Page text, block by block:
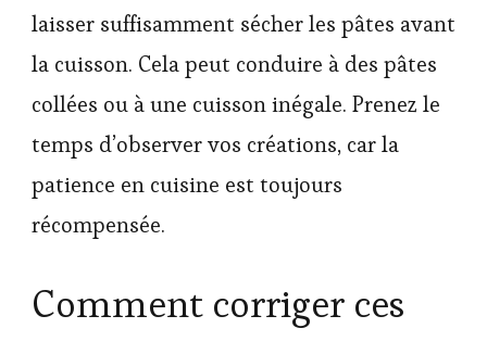
laisser suffisamment sécher les pâtes avant
la cuisson. Cela peut conduire à des pâtes
collées ou à une cuisson inégale. Prenez le
temps d’observer vos créations, car la
patience en cuisine est toujours
récompensée.
Comment corriger ces